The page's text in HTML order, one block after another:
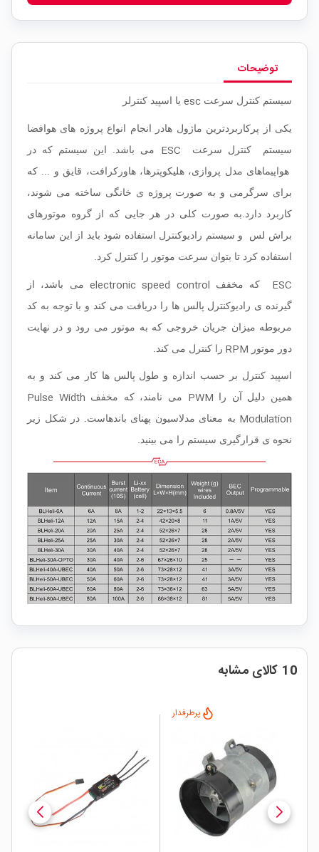
توضیحات
سیستم کنترل سرعت esc یا اسپید کنترلر
یکی از پرکاربردترین ماژول هادر انجام انواع پروژه های هوافضا
سیستم کنترل سرعت
ESC
می باشد. این سیستم که در
هواپیماهای مدل پروازی، هلیکوپترها، هاورکرافت، قایق و ... که
برای سرگرمی و به صورت پروژه ی خانگی ساخته می شوند،
کاربرد دارد. به صورت کلی در هر جایی که از گروه موتورهای
براش لس و سیستم رادیوکنترل استفاده شود باید از این سامانه
استفاده کرد تا بتوان سرعت موتور را کنترل کرد.
ESC که مخفف electronic speed control می باشد، از
گیرنده ی رادیوکنترل پالس ها را دریافت می کند و با توجه به کد
مربوطه میزان جریان خروجی که به موتور می رود و در نهایت
دور موتور RPM را کنترل می کند.
اسپید کنترل بر حسب اندازه و طول پالس ها کار می کند و به
همین دلیل آن را PWM می نامند، که مخفف Pulse Width
Modulation به معنای مدلاسیون پهنای باندهاست. در شکل زیر
نحوه ی قرارگیری سیستم را می بینید.
10 کالای مشابه
پرطرفدار